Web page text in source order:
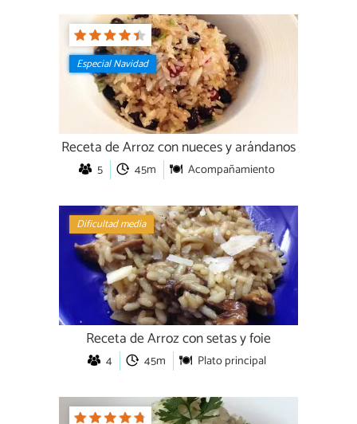
Especial Navidad
Receta de Arroz con nueces y arándanos
5 45m Acompañamiento
Dificultad media
Receta de Arroz con setas y foie
4 45m Plato principal